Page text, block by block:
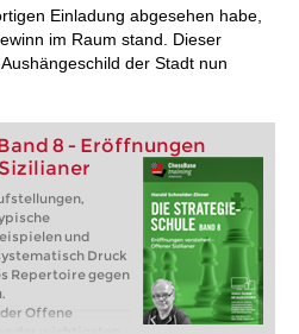
Einladung abgesehen habe,
im Raum stand. Dieser
der Stadt nun
8 - Eröffnungen
und
Druck
Repertoire gegen
Offene